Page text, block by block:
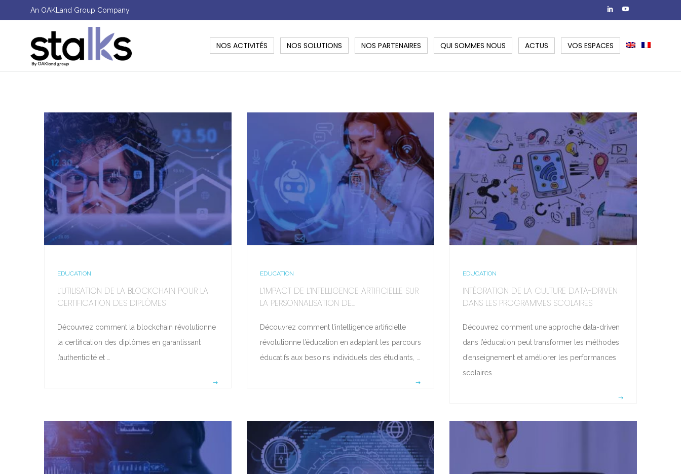
An OAKLand Group Company
NOS ACTIVITÉS NOS SOLUTIONS NOS PARTENAIRES QUI SOMMES NOUS ACTUS VOS ESPACES
EDUCATION
L’UTILISATION DE LA BLOCKCHAIN POUR LA
CERTIFICATION DES DIPLÔMES
Découvrez comment la blockchain révolutionne
la certification des diplômes en garantissant
l’authenticité et …
EDUCATION
L’IMPACT DE L’INTELLIGENCE ARTIFICIELLE SUR
LA PERSONNALISATION DE...
Découvrez comment l’intelligence artificielle
révolutionne l’éducation en adaptant les parcours
éducatifs aux besoins individuels des étudiants, …
EDUCATION
INTÉGRATION DE LA CULTURE DATA-DRIVEN
DANS LES PROGRAMMES SCOLAIRES
Découvrez comment une approche data-driven
dans l’éducation peut transformer les méthodes
d’enseignement et améliorer les performances
scolaires.